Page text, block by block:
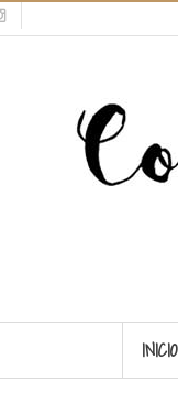
INICIO